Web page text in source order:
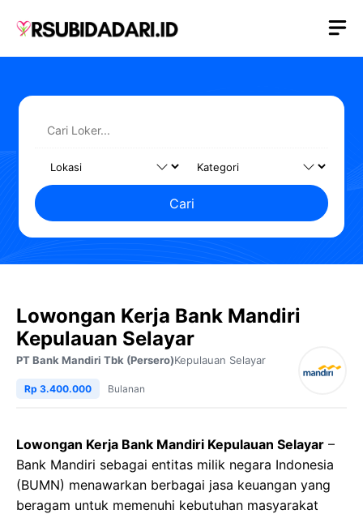
Cari
Lowongan Kerja Bank Mandiri
Kepulauan Selayar
PT Bank Mandiri Tbk (Persero)Kepulauan Selayar
Rp 3.400.000 Bulanan
Lowongan Kerja Bank Mandiri Kepulauan Selayar –
Bank Mandiri sebagai entitas milik negara Indonesia
(BUMN) menawarkan berbagai jasa keuangan yang
beragam untuk memenuhi kebutuhan masyarakat